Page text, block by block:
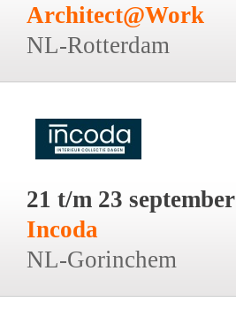
Architect@Work
NL-Rotterdam
21 t/m 23 september
Incoda
NL-Gorinchem